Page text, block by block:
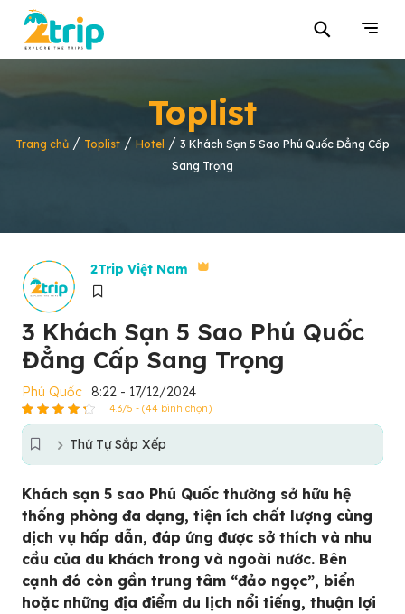
⚲
Toplist
Trang chủ / Toplist / Hotel / 3 Khách Sạn 5 Sao Phú Quốc Đẳng Cấp
Sang Trọng
2Trip Việt Nam
3 Khách Sạn 5 Sao Phú Quốc
Đẳng Cấp Sang Trọng
Phú Quốc 8:22 - 17/12/2024
4.3/5 - (44 bình chọn)
Thứ Tự Sắp Xếp
Khách sạn 5 sao Phú Quốc thường sở hữu hệ
thống phòng đa dạng, tiện ích chất lượng cùng
dịch vụ hấp dẫn, đáp ứng được sở thích và nhu
cầu của du khách trong và ngoài nước. Bên
cạnh đó còn gần trung tâm “đảo ngọc”, biển
hoặc những địa điểm du lịch nổi tiếng, thuận lợi